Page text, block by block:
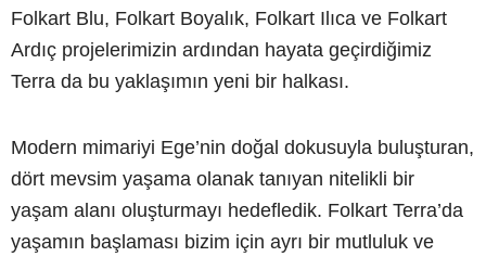
Folkart Blu, Folkart Boyalık, Folkart Ilıca ve Folkart
Ardıç projelerimizin ardından hayata geçirdiğimiz
Terra da bu yaklaşımın yeni bir halkası.
Modern mimariyi Ege’nin doğal dokusuyla buluşturan,
dört mevsim yaşama olanak tanıyan nitelikli bir
yaşam alanı oluşturmayı hedefledik. Folkart Terra’da
yaşamın başlaması bizim için ayrı bir mutluluk ve